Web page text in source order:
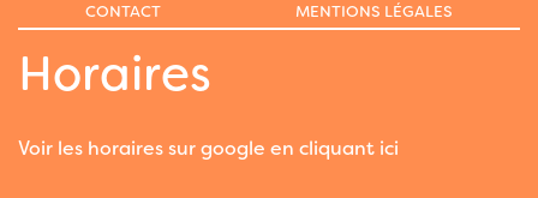
CONTACT
MENTIONS LÉGALES
Horaires
Voir les horaires sur google en cliquant ici